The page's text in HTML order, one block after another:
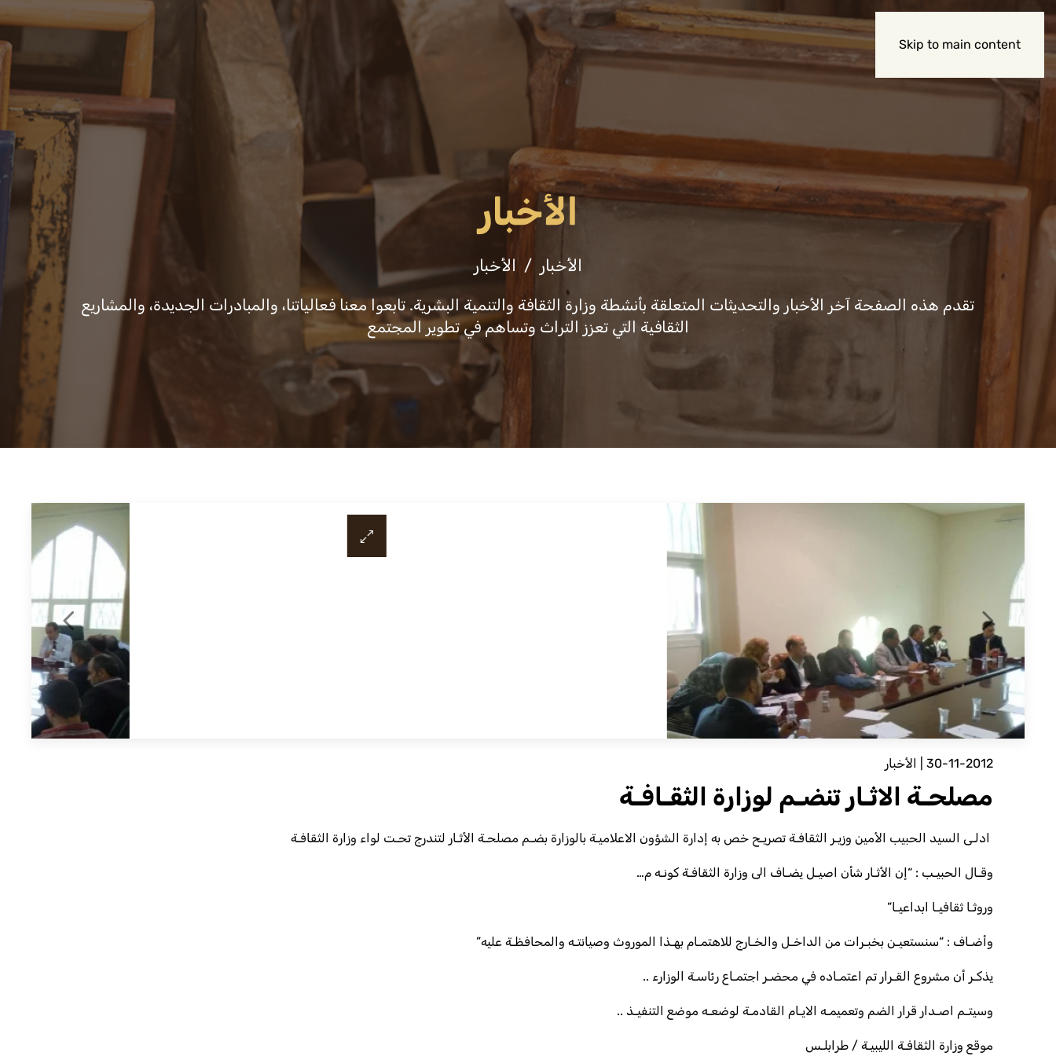
Skip to main content عن الوزارة التشريعات والقرارات
الأخبار
الأخبار الأخبار
تقدم هذه الصفحة آخر الأخبار والتحديثات المتعلقة بأنشطة وزارة الثقافة والتنمية البشرية. تابعوا معنا فعالياتنا، والمبادرات الجديدة، والمشاريع
الثقافية التي تعزز التراث وتساهم في تطوير المجتمع
30-11-2012 الأخبار
مصلحـة الاثـار تنضـم لوزارة الثقـافـة
ادلـى السيد الحبيب الأمين وزيـر الثقافـة تصريـح خص به إدارة الشؤون الاعلاميـة بالوزارة بضـم مصلحـة الأثـار لتندرج تحـت لواء وزارة الثقافـة
وقـال الحبيـب : “إن الأثـار شأن اصيـل يضـاف الى وزارة الثقافـة كونـه م…
وروثـا ثقافيـا ابداعيـا”
وأضـاف : “سنستعيـن بخبـرات من الداخـل والخـارج للاهتمـام بهـذا الموروث وصيانتـه والمحافظـة عليه”
يذكـر أن مشروع القـرار تم اعتمـاده في محضـر اجتمـاع رئاسـة الوزارء ..
وسيتـم اصـدار قرار الضم وتعميمـه الايـام القادمـة لوضعـه موضع التنفيـذ ..
موقع وزارة الثقافـة الليبيـة / طرابلـس